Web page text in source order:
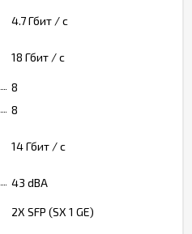
4.7 Гбит / с
18 Гбит / с
8
8
14 Гбит / с
43 dBA
2X SFP (SX 1 GE)